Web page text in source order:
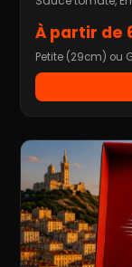
À partir de
Petite (29cm) ou